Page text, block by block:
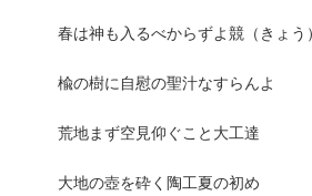
春は神も入るべからずよ競（きょう
楡の樹に自慰の聖汁なすらんよ
荒地まず空見仰ぐこと大工達
大地の壺を砕く陶工夏の初め